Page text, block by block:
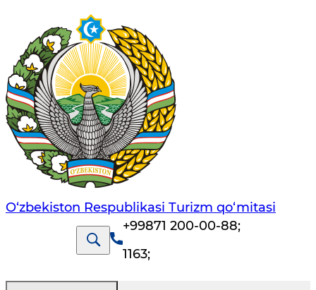
O‘zbekiston Respublikasi Turizm qo‘mitasi
+99871 200-00-88;
1163;